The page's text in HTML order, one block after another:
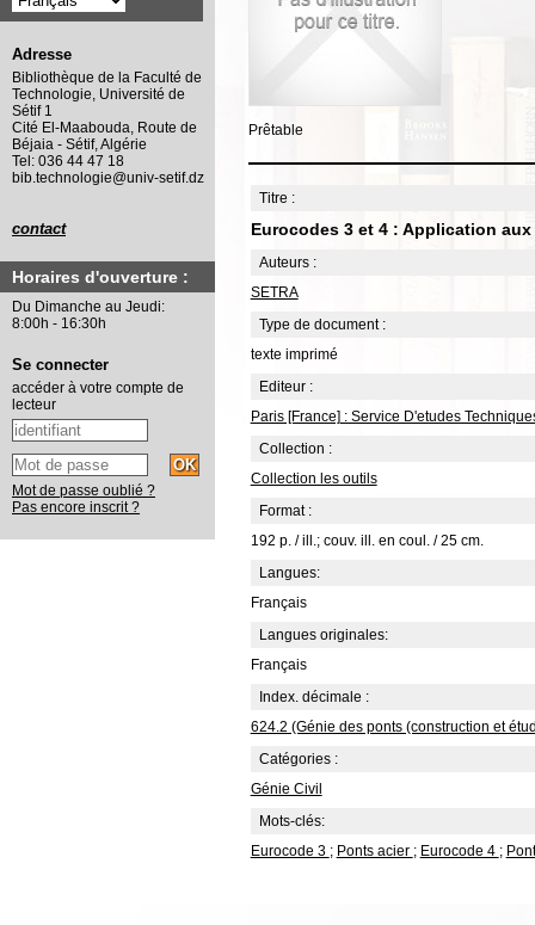
Prêtable
Titre :
Eurocodes 3 et 4 : Application
Auteurs :
SETRA
Type de document :
texte imprimé
Editeur :
Paris [France] : Service D'etudes
Collection :
Collection les outils
Format :
192 p. / ill.; couv. ill. en coul. / 25 cm.
Langues:
Français
Langues originales:
Français
Index. décimale :
624.2 (Génie des ponts (construction et
Catégories :
Génie Civil
Mots-clés:
Eurocode 3 ; Ponts acier ; Eurocode 4 ;
Adresse
Bibliothèque de la Faculté de
Technologie, Université de
Sétif 1
Cité El-Maabouda, Route de
Béjaia - Sétif, Algérie
Tel: 036 44 47 18
bib.technologie@univ-setif.dz
contact
Horaires d'ouverture :
Du Dimanche au Jeudi:
8:00h - 16:30h
Se connecter
accéder à votre compte de
lecteur
Mot de passe oublié ?
Pas encore inscrit ?